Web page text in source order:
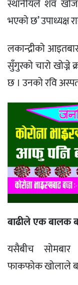
स्थानीयले शव
भएको छ’ उपाध्यक्ष
लकान्द्रीको
सुँगुरको चारो खोज्ने
छ । उनको रवि
बाढीले एक बालक
यसैबीच
फाकफोक खोलाले